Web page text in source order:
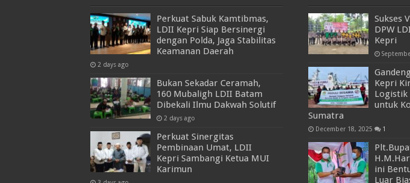
Perkuat Sabuk Kamtibmas,
LDII Kepri Siap Bersinergi
dengan Polda, Jaga Stabilitas
Keamanan Daerah
2 days ago
Bukan Sekadar Ceramah,
160 Mubaligh LDII Batam
Dibekali Ilmu Dakwah Solutif
2 days ago
Perkuat Sinergitas
Pembinaan Umat, LDII
Kepri Sambangi Ketua MUI
Karimun
Sukses
DPW
Kepri
Kepri
Logistik
untuk
Sumatra
December 18, 2025 1
ini
Luar